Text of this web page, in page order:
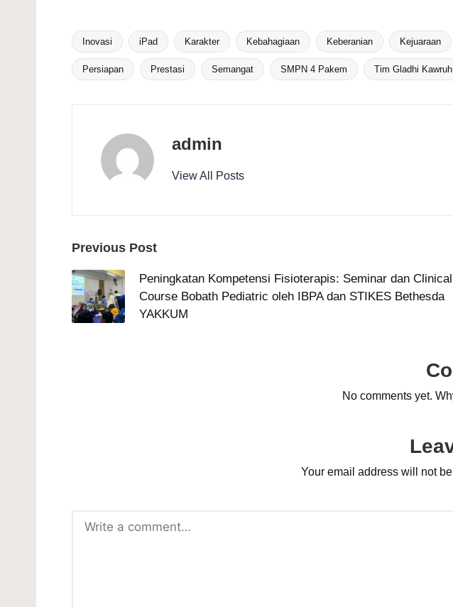
Tags:
Inovasi iPad Karakter Kebahagiaan Keberanian Kejuaraan
Persiapan Prestasi Semangat SMPN 4 Pakem Tim Gladhi
admin
View All Posts
Post
navigation
Previous Post
Peningkatan Kompetensi Fisioterapis: Seminar dan Clinical
Course Bobath Pediatric oleh IBPA dan STIKES Bethesda
YAKKUM
No comments yet.
Your email address will not